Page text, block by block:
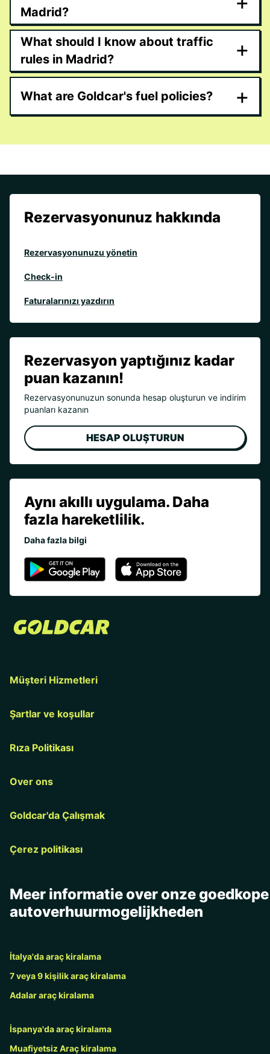
Madrid?
What should I know about traffic
rules in Madrid?
+
What are Goldcar's fuel policies? +
Rezervasyonunuz hakkında
Rezervasyonunuzu yönetin
Check-in
Faturalarınızı yazdırın
Rezervasyon yaptığınız kadar
puan kazanın!
Rezervasyonunuzun sonunda hesap oluşturun ve indirim
puanları kazanın
HESAP OLUŞTURUN
Aynı akıllı uygulama. Daha
fazla hareketlilik.
Daha fazla bilgi
Müşteri Hizmetleri
Şartlar ve koşullar
Rıza Politikası
Over ons
Goldcar'da Çalışmak
Çerez politikası
Meer informatie over onze goedkope
autoverhuurmogelijkheden
İtalya'da araç kiralama
7 veya 9 kişilik araç kiralama
Adalar araç kiralama
İspanya'da araç kiralama
Muafiyetsiz Araç kiralama